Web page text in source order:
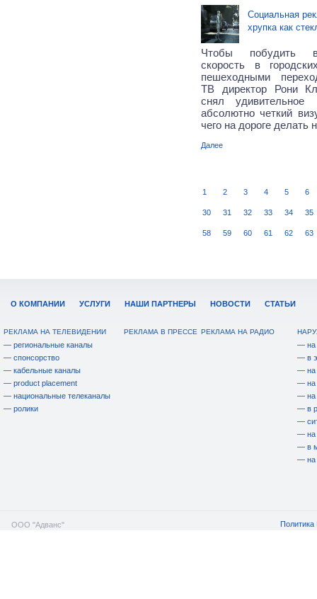
Социальная
хрупка как
Чтобы побудить
скорость в
пешеходными
ТВ директор Рони
снял удивительное
абсолютно четкий
чего на дороге делать
Далее
1 2 3 4 5 6
30 31 32 33 34 35
58 59 60 61 62 63
О КОМПАНИИ УСЛУГИ НАШИ ПАРТНЕРЫ НОВОСТИ СТАТЬИ
РЕКЛАМА НА ТЕЛЕВИДЕНИИ
— региональные каналы
— спонсорство
— кабельные каналы
— product placement
— национальные телеканалы
— ролики
РЕКЛАМА В ПРЕССЕ РЕКЛАМА НА РАДИО
— на
— в
— на
— на
— на
— в
—
— на
— в
— на
ООО "Адванс" Политика